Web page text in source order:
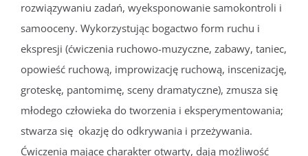
rozwiązywaniu zadań, wyeksponowanie samokontroli i
samooceny. Wykorzystując bogactwo form ruchu i
ekspresji (ćwiczenia ruchowo-muzyczne, zabawy, taniec,
opowieść ruchową, improwizację ruchową, inscenizację,
groteskę, pantomimę, sceny dramatyczne), zmusza się
młodego człowieka do tworzenia i eksperymentowania;
stwarza się okazję do odkrywania i przeżywania.
Ćwiczenia mające charakter otwarty, dają możliwość